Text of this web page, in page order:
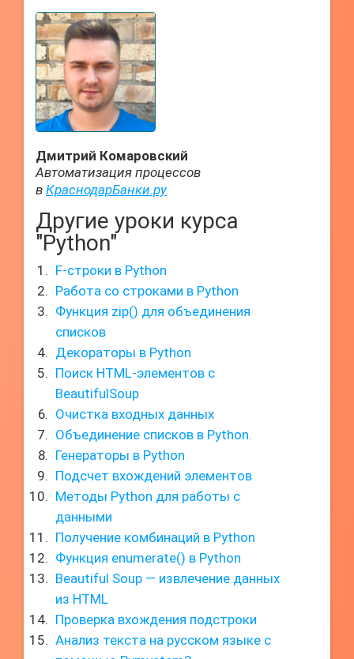
Дмитрий Комаровский
Автоматизация процессов
в КраснодарБанки.ру
Другие уроки курса
"Python"
F-строки в Python
Работа со строками в Python
Функция zip() для объединения
списков
Декораторы в Python
Поиск HTML-элементов с
BeautifulSoup
Очистка входных данных
Объединение списков в Python.
Генераторы в Python
Подсчет вхождений элементов
Методы Python для работы с
данными
Получение комбинаций в Python
Функция enumerate() в Python
Beautiful Soup — извлечение данных
из HTML
Проверка вхождения подстроки
Анализ текста на русском языке с